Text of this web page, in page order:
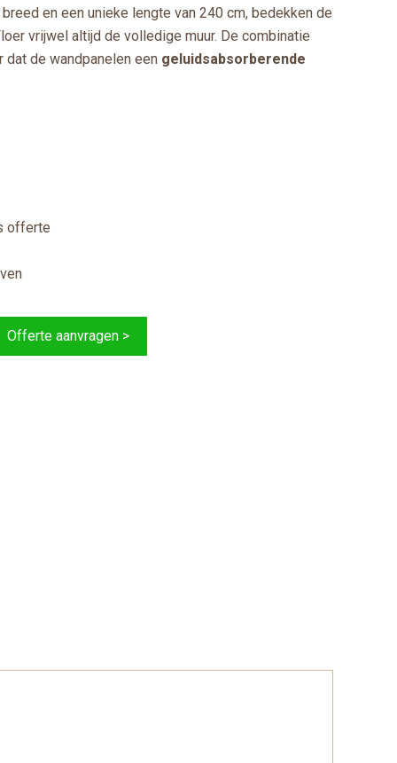
en een unieke lengte van 240 cm, bedekken de
vrijwel altijd de volledige muur. De combinatie
de wandpanelen een geluidsabsorberende
offerte
Offerte aanvragen >